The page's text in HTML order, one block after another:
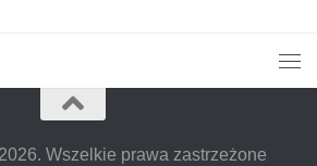
Wszelkie prawa zastrzeżone